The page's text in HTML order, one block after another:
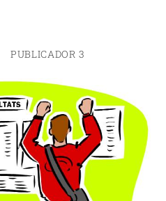
PUBLICADOR 3